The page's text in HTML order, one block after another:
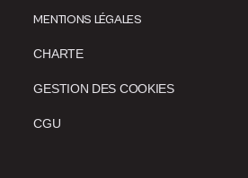
MENTIONS LÉGALES
CHARTE
GESTION DES COOKIES
CGU